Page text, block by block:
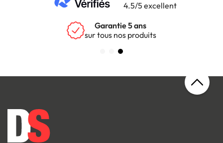
4.5/5 excellent
Garantie 5 ans
sur tous nos produits